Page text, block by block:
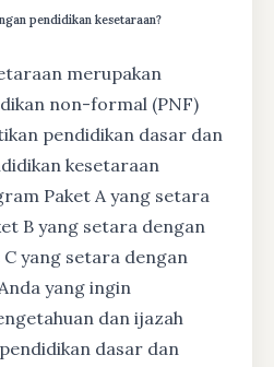
pendidikan kesetaraan?
merupakan
non-formal (PNF)
pendidikan dasar dan
kesetaraan
Paket A yang setara
B yang setara dengan
C yang setara dengan
yang ingin
dan ijazah
dasar dan